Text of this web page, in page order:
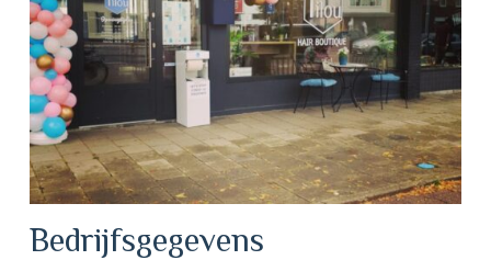
Bedrijfsgegevens